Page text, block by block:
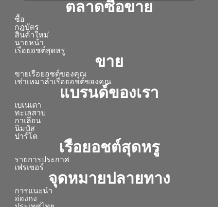
ตลาดซื้อขาย
ซื้อ
กฎบัตร
สินค้าใหม่
นายหน้า
เรือยอชต์สุดหรู
ขาย
ขายเรือยอชต์ของคุณ
เช่าเหมาลำเรือยอชต์ของคุณ
แบรนด์ของเรา
เบเนเตา
ทะเลสาบ
กาเลียน
นิมบัส
ปาร์โด
เรือยอชต์สุดหรู
รายการประกาศ
เฟรเซอร์
จุดหมายปลายทาง
การแนะนำ
ฮ่องกง